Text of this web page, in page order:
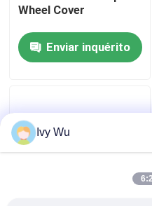
Notícia
Espelhos do lado do
Tampas de roda do
Wheel Cover
Enviar inquérito
Ivy Wu